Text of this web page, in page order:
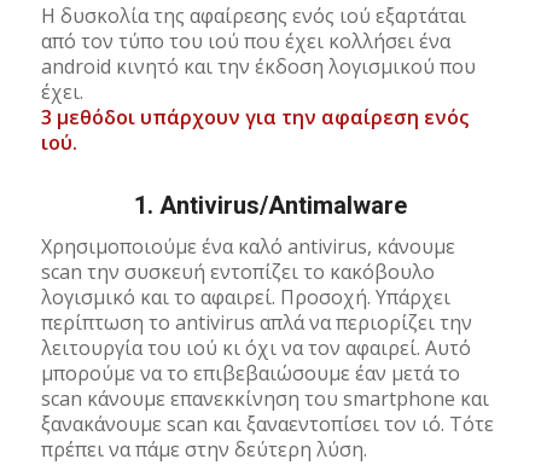
Η δυσκολία της αφαίρεσης ενός ιού εξαρτάται
από τον τύπο του ιού που έχει κολλήσει ένα
android κινητό και την έκδοση λογισμικού που
έχει.
3 μεθόδοι υπάρχουν για την αφαίρεση ενός
ιού.
1. Antivirus/Antimalware
Χρησιμοποιούμε ένα καλό antivirus, κάνουμε
scan την συσκευή εντοπίζει το κακόβουλο
λογισμικό και το αφαιρεί. Προσοχή. Υπάρχει
περίπτωση το antivirus απλά να περιορίζει την
λειτουργία του ιού κι όχι να τον αφαιρεί. Αυτό
μπορούμε να το επιβεβαιώσουμε έαν μετά το
scan κάνουμε επανεκκίνηση του smartphone και
ξανακάνουμε scan και ξαναεντοπίσει τον ιό. Τότε
πρέπει να πάμε στην δεύτερη λύση.